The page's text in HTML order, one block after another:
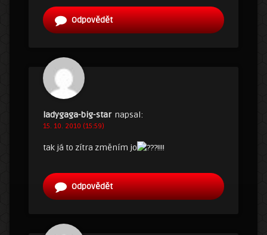
Odpovědět
ladygaga-big-star napsal:
15. 10. 2010 (15:59)
tak já to zítra změním jo !!!!
Odpovědět